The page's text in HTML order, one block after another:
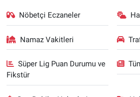
Nöbetçi Eczaneler
Namaz Vakitleri
Süper Lig Puan Durumu ve
Fikstür